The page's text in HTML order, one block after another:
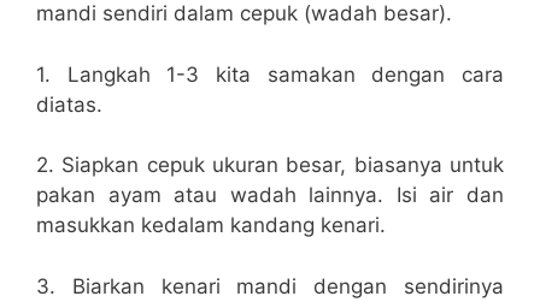
mandi sendiri dalam cepuk (wadah besar).
1. Langkah 1-3 kita samakan dengan cara
diatas.
2. Siapkan cepuk ukuran besar, biasanya untuk
pakan ayam atau wadah lainnya. Isi air dan
masukkan kedalam kandang kenari.
3. Biarkan kenari mandi dengan sendirinya